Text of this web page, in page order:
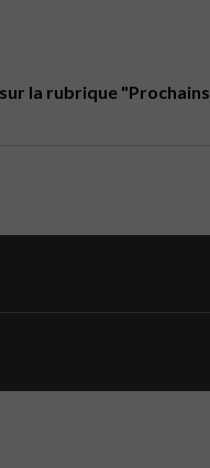
la rubrique "Prochains